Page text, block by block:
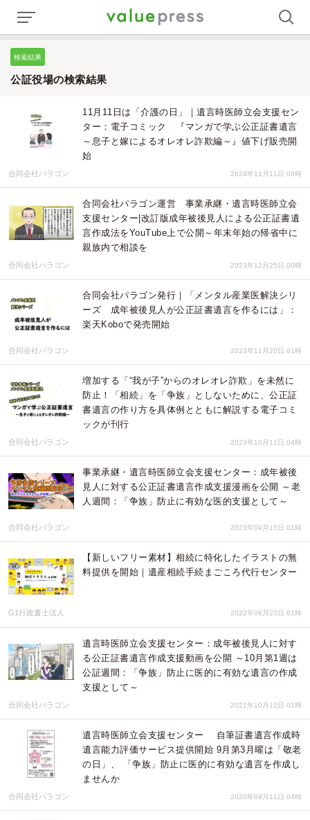
検索結果
公証役場の検索結果
11月11日は「介護の日」｜遺言時医師立会支援セン
ター：電子コミック 『マンガで学ぶ公正証書遺言
～息子と嫁によるオレオレ詐欺編～』値下げ販売開
始
合同会社パラゴン 2024年11月11日 08時
合同会社パラゴン運営 事業承継・遺言時医師立会
支援センター|改訂版成年被後見人による公正証書遺
言作成法をYouTube上で公開～年末年始の帰省中に
親族内で相談を
合同会社パラゴン 2023年12月25日 00時
合同会社パラゴン発行｜「メンタル産業医解決シリ
ーズ 成年被後見人が公正証書遺言を作るには」：
楽天Koboで発売開始
合同会社パラゴン 2023年11月20日 01時
増加する「“我が子”からのオレオレ詐欺」を未然に
防止！「相続」を「争族」としないために、公正証
書遺言の作り方を具体例とともに解説する電子コミ
ックが刊行
合同会社パラゴン 2023年10月11日 04時
事業承継・遺言時医師立会支援センター：成年被後
見人に対する公正証書遺言作成支援漫画を公開 ～老
人週間：「争族」防止に有効な医的支援として～
合同会社パラゴン 2023年09月15日 01時
【新しいフリー素材】相続に特化したイラストの無
料提供を開始｜遺産相続手続まごころ代行センター
G1行政書士法人 2022年06月23日 01時
遺言時医師立会支援センター：成年被後見人に対す
る公正証書遺言作成支援動画を公開 ～10月第1週は
公証週間：「争族」防止に医的に有効な遺言の作成
支援として～
合同会社パラゴン 2021年10月12日 01時
遺言時医師立会支援センター 自筆証書遺言作成時
遺言能力評価サービス提供開始 9月第3月曜は「敬老
の日」、 「争族」防止に医的に有効な遺言を作成し
ませんか
合同会社パラゴン 2020年09月11日 04時